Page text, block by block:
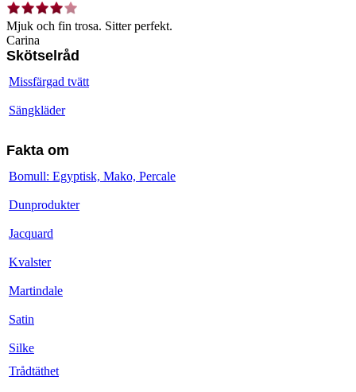
Mjuk och fin trosa. Sitter perfekt.
Carina
Skötselråd
Missfärgad tvätt
Sängkläder
Fakta om
Bomull: Egyptisk, Mako, Percale
Dunprodukter
Jacquard
Kvalster
Martindale
Satin
Silke
Trådtäthet